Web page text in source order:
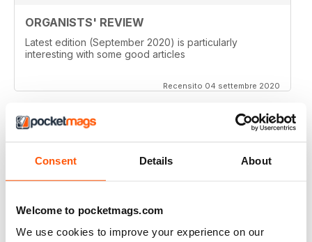
Consent Details About
Welcome to pocketmags.com
We use cookies to improve your experience on our
ORGANISTS' REVIEW
Latest edition (September 2020) is particularly
interesting with some good articles
Recensito 04 settembre 2020
ORGANISTS' REVIEW